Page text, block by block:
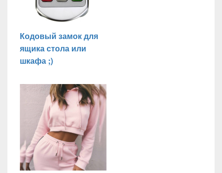
Кодовый замок для
ящика стола или
шкафа ;)